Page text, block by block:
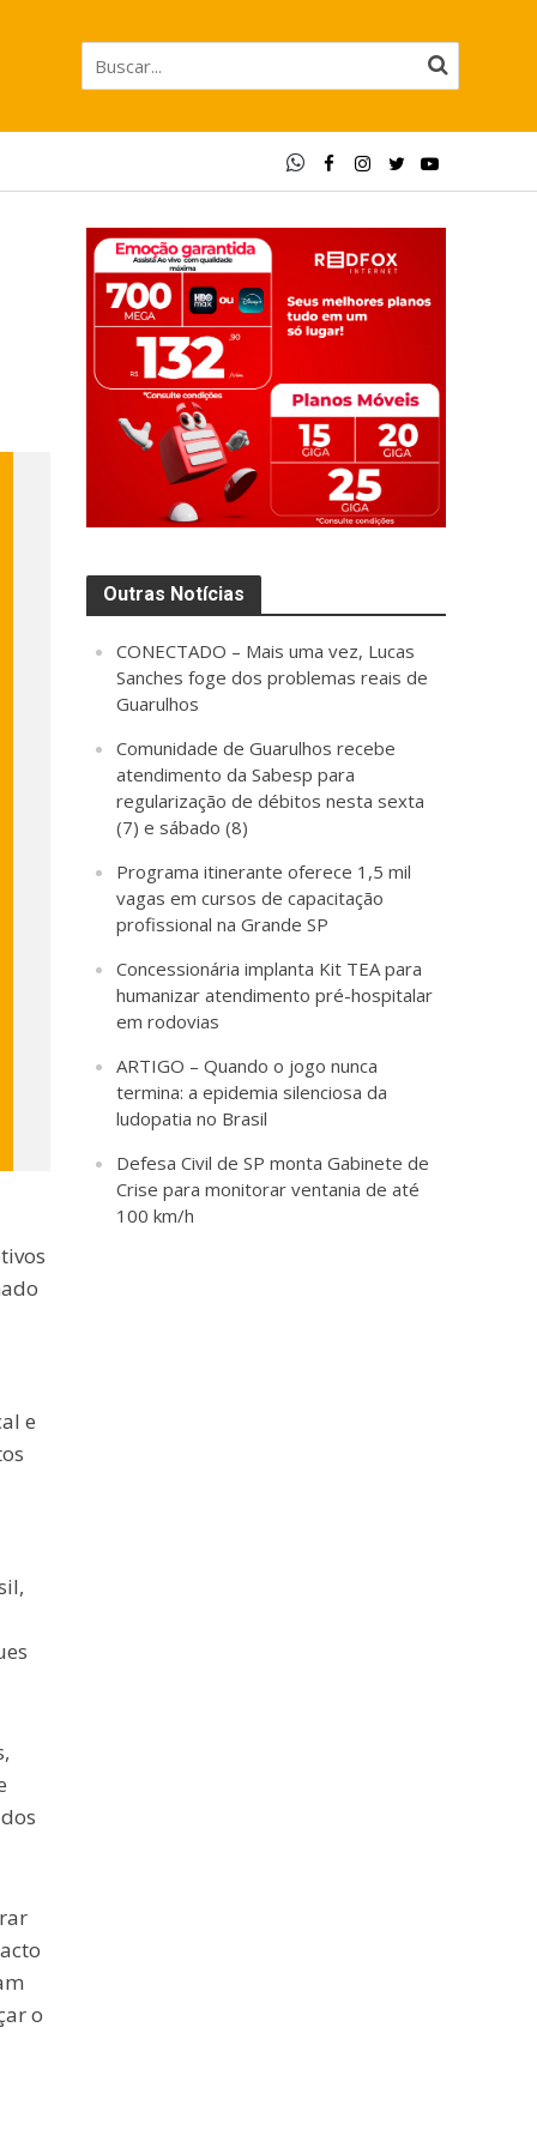
e
o
Outras Notícias
CONECTADO – Mais uma vez, Lucas
Sanches foge dos problemas reais de
Guarulhos
Comunidade de Guarulhos recebe
atendimento da Sabesp para
regularização de débitos nesta sexta
(7) e sábado (8)
Programa itinerante oferece 1,5 mil
vagas em cursos de capacitação
profissional na Grande SP
Concessionária implanta Kit TEA para
humanizar atendimento pré-hospitalar
em rodovias
ARTIGO – Quando o jogo nunca
termina: a epidemia silenciosa da
ludopatia no Brasil
Defesa Civil de SP monta Gabinete de
Crise para monitorar ventania de até
100 km/h